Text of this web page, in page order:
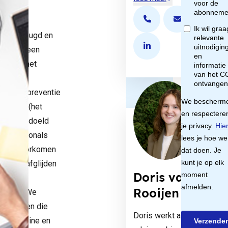
Jeugd en
is een
van het
voor
(het
is bedoeld
voorkomen
afglijden
We
mensen die
bij kleine en
Open de contactpopup
Open de
Bekijk het LinkedIn
Doris van
Rooijen
Doris werkt als